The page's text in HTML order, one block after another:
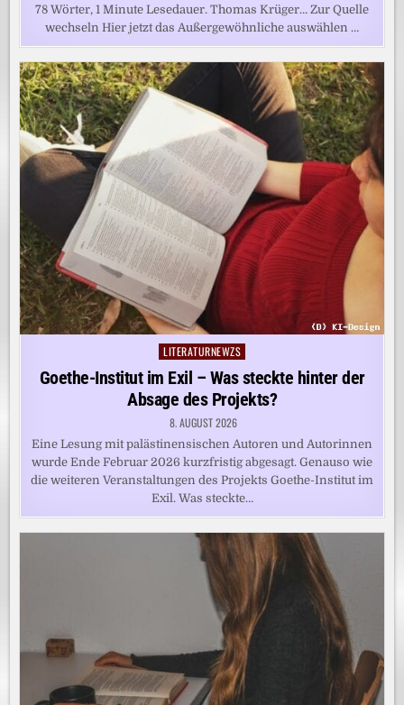
78 Wörter, 1 Minute Lesedauer. Thomas Krüger… Zur Quelle
wechseln Hier jetzt das Außergewöhnliche auswählen …
Posted
in
LITERATURNEWZS
Goethe-Institut im Exil – Was steckte hinter der
Absage des Projekts?
8. AUGUST 2026
Eine Lesung mit palästinensischen Autoren und Autorinnen
wurde Ende Februar 2026 kurzfristig abgesagt. Genauso wie
die weiteren Veranstaltungen des Projekts Goethe-Institut im
Exil. Was steckte…